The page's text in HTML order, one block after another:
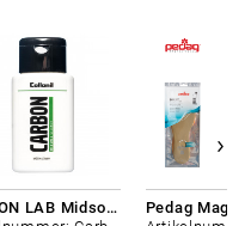
CARBON LAB Midsole Cleaner